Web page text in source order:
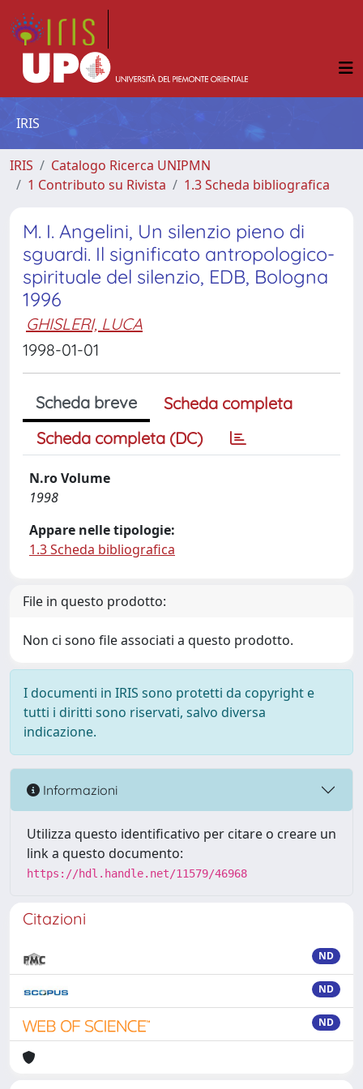
IRIS
IRIS
Catalogo Ricerca UNIPMN
1 Contributo su Rivista
1.3 Scheda bibliografica
M. I. Angelini, Un silenzio pieno di
sguardi. Il significato antropologico-
spirituale del silenzio, EDB, Bologna
1996
GHISLERI, LUCA
1998-01-01
Scheda breve
Scheda completa
Scheda completa (DC)
N.ro Volume
1998
Appare nelle tipologie:
1.3 Scheda bibliografica
File in questo prodotto:
Non ci sono file associati a questo prodotto.
I documenti in IRIS sono protetti da copyright e
tutti i diritti sono riservati, salvo diversa
indicazione.
Informazioni
Utilizza questo identificativo per citare o creare un
link a questo documento:
https://hdl.handle.net/11579/46968
Citazioni
ND
ND
ND